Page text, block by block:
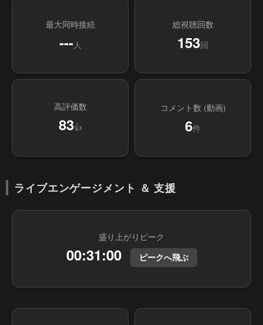
最大同時接続
---人
総視聴回数
153回
高評価数
83👍
コメント数 (動画)
6件
ライブエンゲージメント ＆ 支援
盛り上がりピーク
00:31:00 ピークへ飛ぶ